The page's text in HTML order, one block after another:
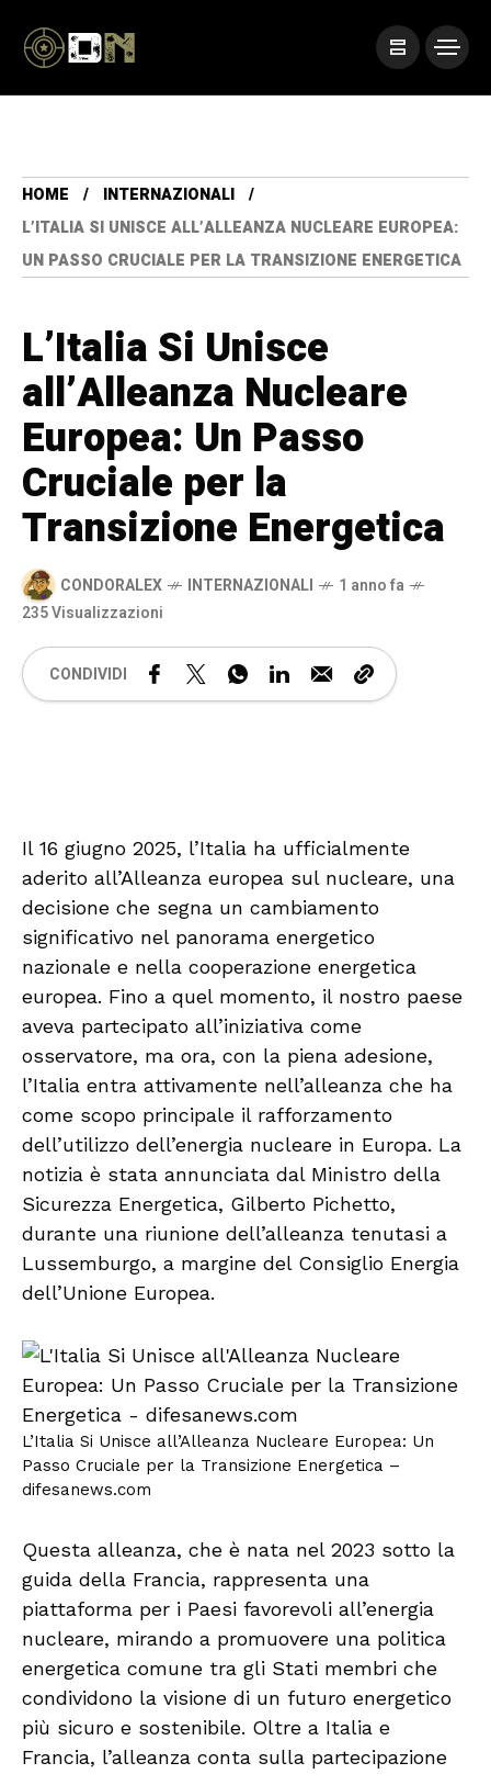
HOME
INTERNAZIONALI
L’ITALIA SI UNISCE ALL’ALLEANZA NUCLEARE EUROPEA:
UN PASSO CRUCIALE PER LA TRANSIZIONE ENERGETICA
L’Italia Si Unisce
all’Alleanza Nucleare
Europea: Un Passo
Cruciale per la
Transizione Energetica
CONDORALEX INTERNAZIONALI
1 anno fa
235 Visualizzazioni
CONDIVIDI
Il 16 giugno 2025, l’Italia ha ufficialmente
aderito all’Alleanza europea sul nucleare, una
decisione che segna un cambiamento
significativo nel panorama energetico
nazionale e nella cooperazione energetica
europea. Fino a quel momento, il nostro paese
aveva partecipato all’iniziativa come
osservatore, ma ora, con la piena adesione,
l’Italia entra attivamente nell’alleanza che ha
come scopo principale il rafforzamento
dell’utilizzo dell’energia nucleare in Europa. La
notizia è stata annunciata dal Ministro della
Sicurezza Energetica, Gilberto Pichetto,
durante una riunione dell’alleanza tenutasi a
Lussemburgo, a margine del Consiglio Energia
dell’Unione Europea.
L’Italia Si Unisce all’Alleanza Nucleare Europea: Un
Passo Cruciale per la Transizione Energetica –
difesanews.com
Questa alleanza, che è nata nel 2023 sotto la
guida della Francia, rappresenta una
piattaforma per i Paesi favorevoli all’energia
nucleare, mirando a promuovere una politica
energetica comune tra gli Stati membri che
condividono la visione di un futuro energetico
più sicuro e sostenibile. Oltre a Italia e
Francia, l’alleanza conta sulla partecipazione